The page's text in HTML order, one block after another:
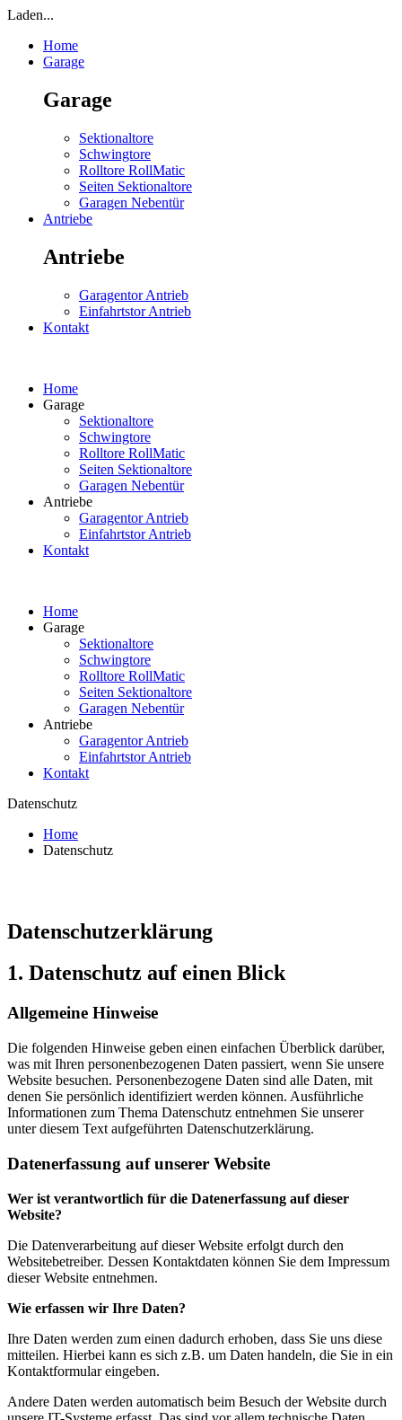
Laden...
Home
Garage
Garage
Sektionaltore
Schwingtore
Rolltore RollMatic
Seiten Sektionaltore
Garagen Nebentür
Antriebe
Antriebe
Garagentor Antrieb
Einfahrtstor Antrieb
Kontakt
Home
Garage
Sektionaltore
Schwingtore
Rolltore RollMatic
Seiten Sektionaltore
Garagen Nebentür
Antriebe
Garagentor Antrieb
Einfahrtstor Antrieb
Kontakt
Home
Garage
Sektionaltore
Schwingtore
Rolltore RollMatic
Seiten Sektionaltore
Garagen Nebentür
Antriebe
Garagentor Antrieb
Einfahrtstor Antrieb
Kontakt
Datenschutz
Home
Datenschutz
Datenschutzerklärung
1. Datenschutz auf einen Blick
Allgemeine Hinweise
Die folgenden Hinweise geben einen einfachen Überblick darüber,
was mit Ihren personenbezogenen Daten passiert, wenn Sie unsere
Website besuchen. Personenbezogene Daten sind alle Daten, mit
denen Sie persönlich identifiziert werden können. Ausführliche
Informationen zum Thema Datenschutz entnehmen Sie unserer
unter diesem Text aufgeführten Datenschutzerklärung.
Datenerfassung auf unserer Website
Wer ist verantwortlich für die Datenerfassung auf dieser
Website?
Die Datenverarbeitung auf dieser Website erfolgt durch den
Websitebetreiber. Dessen Kontaktdaten können Sie dem Impressum
dieser Website entnehmen.
Wie erfassen wir Ihre Daten?
Ihre Daten werden zum einen dadurch erhoben, dass Sie uns diese
mitteilen. Hierbei kann es sich z.B. um Daten handeln, die Sie in ein
Kontaktformular eingeben.
Andere Daten werden automatisch beim Besuch der Website durch